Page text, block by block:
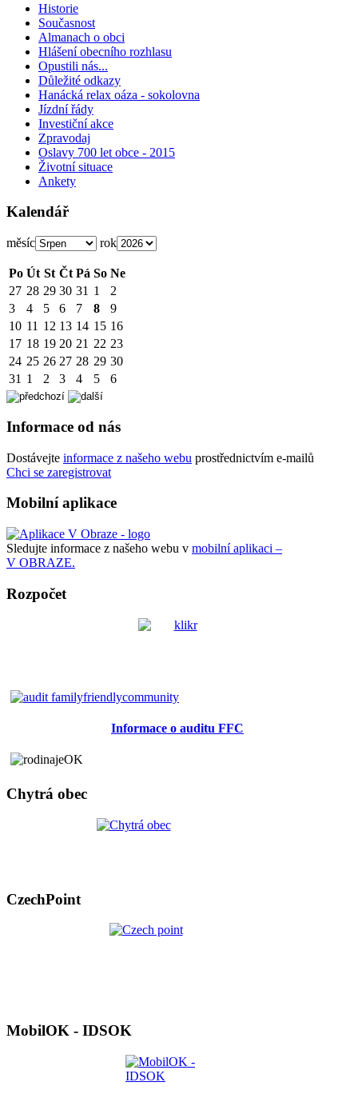
Historie
Současnost
Almanach o obci
Hlášení obecního rozhlasu
Opustili nás...
Důležité odkazy
Hanácká relax oáza - sokolovna
Jízdní řády
Investiční akce
Zpravodaj
Oslavy 700 let obce - 2015
Životní situace
Ankety
Kalendář
měsíc rok
Po Út St Čt Pá So Ne
27 28 29 30 31 1
2
3
4 5 6 7 8
9
10 11 12 13 14 15 16
17 18 19 20 21 22 23
24 25 26 27 28 29 30
31 1 2 3 4 5 6
Informace od nás
Dostávejte informace z našeho webu prostřednictvím e-mailů
Chci se zaregistrovat
Mobilní aplikace
Sledujte informace z našeho webu v mobilní aplikaci –
V OBRAZE.
Rozpočet
Informace o auditu FFC
Chytrá obec
CzechPoint
MobilOK - IDSOK